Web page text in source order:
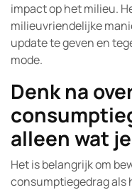
impact op het milieu.
milieuvriendelijke
update te geven en
mode.
Denk na
alleen wat
Het is belangrijk om
consumptiegedrag als